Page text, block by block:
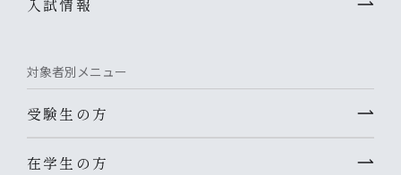
入試情報
対象者別メニュー
受験生の方
在学生の方